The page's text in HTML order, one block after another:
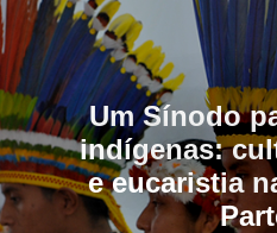
Um Sínodo
indígenas:
e eucaristia